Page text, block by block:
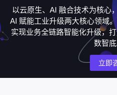
以云原生、AI 融合技术为核心
AI 赋能工业升级两大核心领域
实现业务全链路智能化升级，
数智底
立即